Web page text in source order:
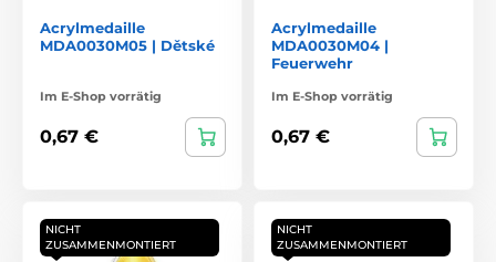
Acrylmedaille
MDA0030M05 | Dětské
Im E-Shop vorrätig
0,67 €
Acrylmedaille
MDA0030M04 |
Feuerwehr
Im E-Shop vorrätig
0,67 €
NICHT
ZUSAMMENMONTIERT
NICHT
ZUSAMMENMONTIERT